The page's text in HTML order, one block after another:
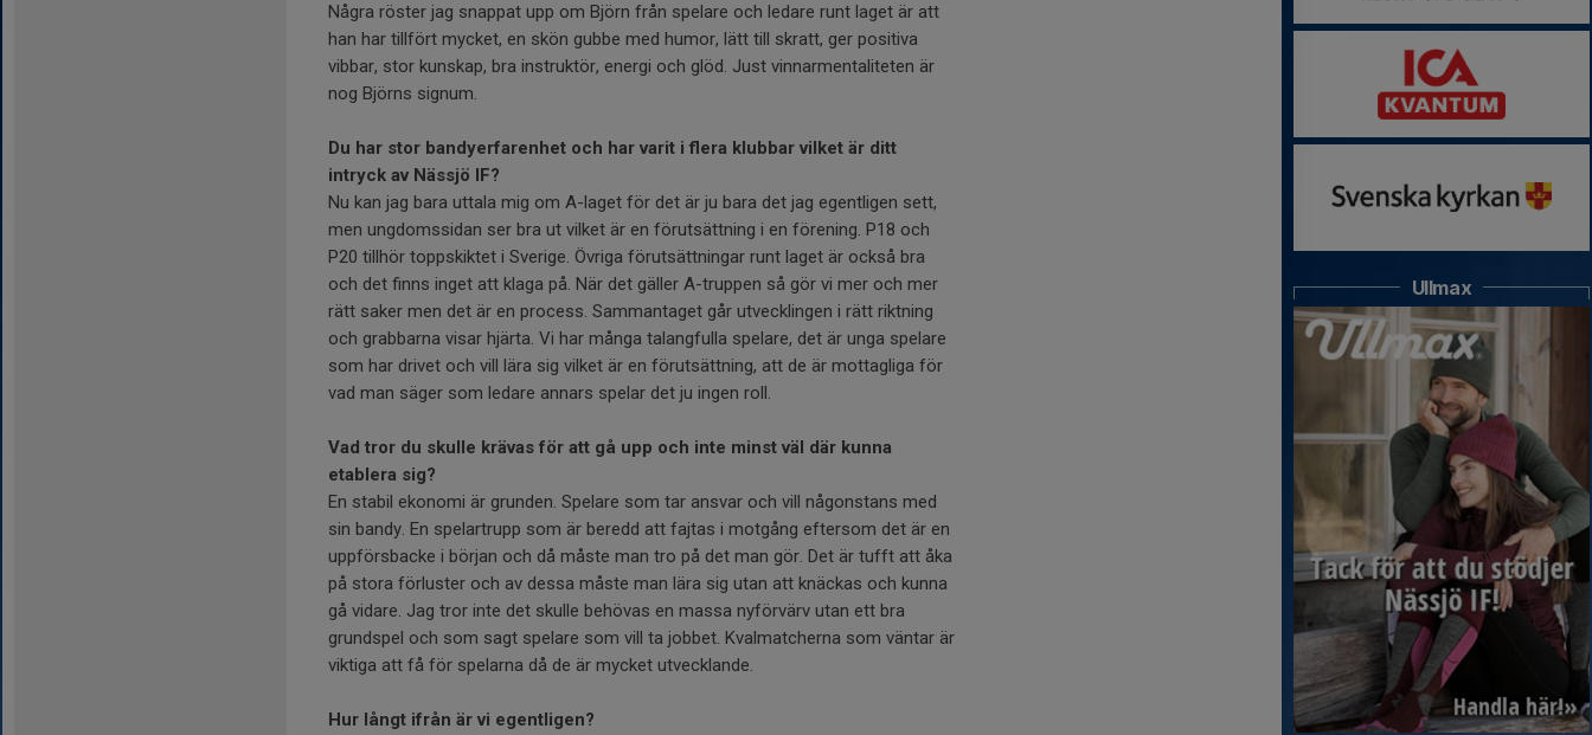
Några röster jag snappat upp om Björn från spelare och ledare runt laget är att
han har tillfört mycket, en skön gubbe med humor, lätt till skratt, ger positiva
vibbar, stor kunskap, bra instruktör, energi och glöd. Just vinnarmentaliteten är
nog Björns signum.
Du har stor bandyerfarenhet och har varit i flera klubbar vilket är ditt
intryck av Nässjö IF?
Nu kan jag bara uttala mig om A-laget för det är ju bara det jag egentligen sett,
men ungdomssidan ser bra ut vilket är en förutsättning i en förening. P18 och
P20 tillhör toppskiktet i Sverige. Övriga förutsättningar runt laget är också bra
och det finns inget att klaga på. När det gäller A-truppen så gör vi mer och mer
rätt saker men det är en process. Sammantaget går utvecklingen i rätt riktning
och grabbarna visar hjärta. Vi har många talangfulla spelare, det är unga spelare
som har drivet och vill lära sig vilket är en förutsättning, att de är mottagliga för
vad man säger som ledare annars spelar det ju ingen roll.
Vad tror du skulle krävas för att gå upp och inte minst väl där kunna
etablera sig?
En stabil ekonomi är grunden. Spelare som tar ansvar och vill någonstans med
sin bandy. En spelartrupp som är beredd att fajtas i motgång eftersom det är en
uppförsbacke i början och då måste man tro på det man gör. Det är tufft att åka
på stora förluster och av dessa måste man lära sig utan att knäckas och kunna
gå vidare. Jag tror inte det skulle behövas en massa nyförvärv utan ett bra
grundspel och som sagt spelare som vill ta jobbet. Kvalmatcherna som väntar är
viktiga att få för spelarna då de är mycket utvecklande.
Hur långt ifrån är vi egentligen?
Ullmax